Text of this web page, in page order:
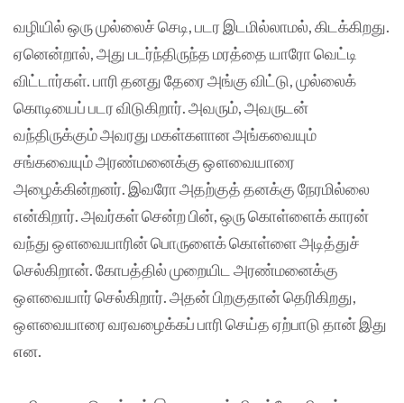
வழியில் ஒரு முல்லைச் செடி, படர இடமில்லாமல், கிடக்கிறது.
ஏனென்றால், அது படர்ந்திருந்த மரத்தை யாரோ வெட்டி
விட்டார்கள். பாரி தனது தேரை அங்கு விட்டு, முல்லைக்
கொடியைப் படர விடுகிறார். அவரும், அவருடன்
வந்திருக்கும் அவரது மகள்களான அங்கவையும்
சங்கவையும் அரண்மனைக்கு ஔவையாரை
அழைக்கின்றனர். இவரோ அதற்குத் தனக்கு நேரமில்லை
என்கிறார். அவர்கள் சென்ற பின், ஒரு கொள்ளைக் காரன்
வந்து ஔவையாரின் பொருளைக் கொள்ளை அடித்துச்
செல்கிறான். கோபத்தில் முறையிட அரண்மனைக்கு
ஔவையார் செல்கிறார். அதன் பிறகுதான் தெரிகிறது,
ஔவையாரை வரவழைக்கப் பாரி செய்த ஏற்பாடு தான் இது
என.